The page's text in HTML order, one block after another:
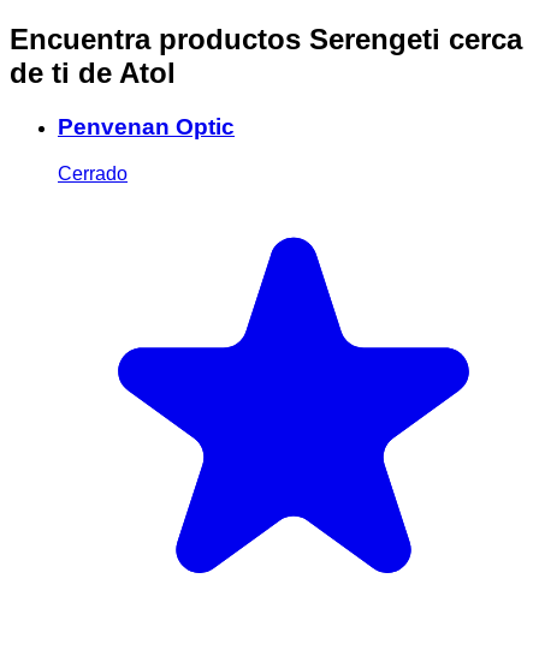
Encuentra productos Serengeti cerca
de ti de Atol
Penvenan Optic
Cerrado